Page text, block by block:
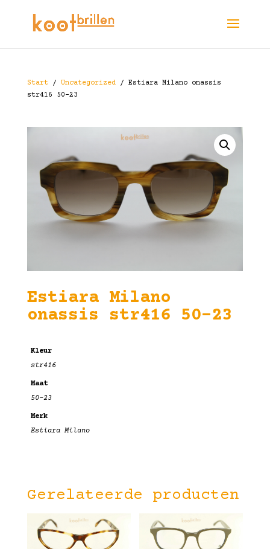
Start/ Uncategorized/ Estiara Milano onassis
str416 50-23
Estiara Milano
onassis str416 50-23
Kleur
str416
Maat
50-23
Merk
Estiara Milano
Gerelateerde producten